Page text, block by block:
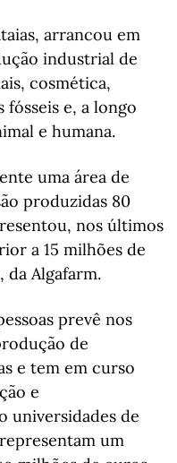
arrancou em
industrial de
cosmética,
e, a longo
e humana.
uma área de
produzidas 80
nos últimos
a 15 milhões de
da Algafarm.
prevê nos
de
e tem em curso
e
universidades de
um